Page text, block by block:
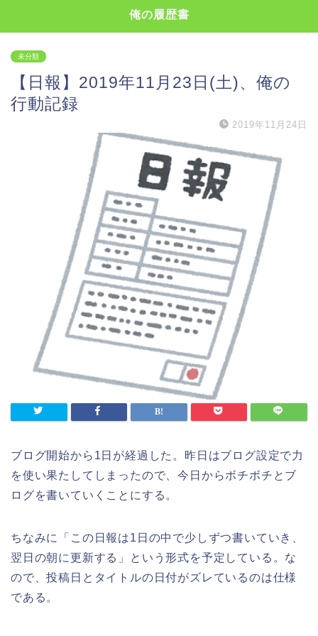
俺の履歴書
未分類
【日報】2019年11月23日(土)、俺の
行動記録
2019年11月24日
ブログ開始から1日が経過した。昨日はブログ設定で力
を使い果たしてしまったので、今日からボチボチとブ
ログを書いていくことにする。
ちなみに「この日報は1日の中で少しずつ書いていき、
翌日の朝に更新する」という形式を予定している。な
ので、投稿日とタイトルの日付がズレているのは仕様
である。